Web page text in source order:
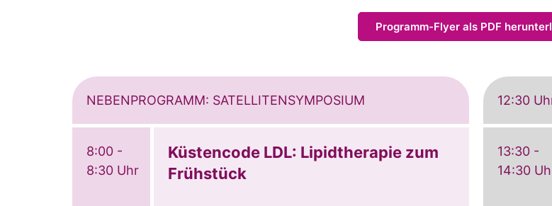
Programm-Flyer als PDF
NEBENPROGRAMM: SATELLITENSYMPOSIUM
8:00 -
8:30 Uhr
Küstencode LDL: Lipidtherapie zum
Frühstück
12:30
13:30 -
14:30